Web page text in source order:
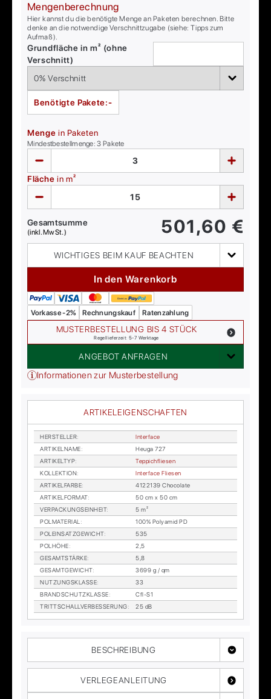
Mengenberechnung
Hier kannst du die benötigte Menge an Paketen berechnen. Bitte
denke an die notwendige Verschnittzugabe (siehe: Tipps zum
Aufmaß).
Grundfläche in m² (ohne
Verschnitt)
Benötigte Pakete:-
Menge in Paketen
Mindestbestellmenge:3 Pakete
Fläche in m²
Gesamtsumme
(inkl. MwSt.) 501,60 €
WICHTIGES BEIM KAUF BEACHTEN
In den Warenkorb
Vorkasse -2% Rechnungskauf Ratenzahlung
MUSTERBESTELLUNG BIS 4 STÜCK
Regellieferzeit: 5-7 Werktage
ANGEBOT ANFRAGEN
Informationen zur Musterbestellung
ARTIKELEIGENSCHAFTEN
HER­STEL­LER:
In­ter­face
AR­TI­KEL­NA­ME:
Heu­ga 727
AR­TI­KEL­TYP:
Tep­pich­flie­sen
KOL­LEK­TI­ON:
In­ter­face Flie­sen
AR­TI­KEL­FAR­BE:
4122139 Cho­co­la­te
AR­TI­KEL­FOR­MAT:
50 cm x 50 cm
VER­PA­CKUNGS­EIN­HEIT:
5 m²
POL­MA­TE­RI­AL:
100% Po­ly­amid PD
POL­EIN­SATZ­GE­WICHT:
535
POL­HÖ­HE:
2,5
GE­SAMT­STÄR­KE:
5,8
GE­SAMT­GE­WICHT:
3699 g / qm
NUT­ZUNGS­KLAS­SE:
33
BRAND­SCHUTZ­KLAS­SE:
Cfl-S1
TRITT­SCHALL­VER­BES­SE­RUNG: 25 dB
BESCHREIBUNG
VERLEGEANLEITUNG